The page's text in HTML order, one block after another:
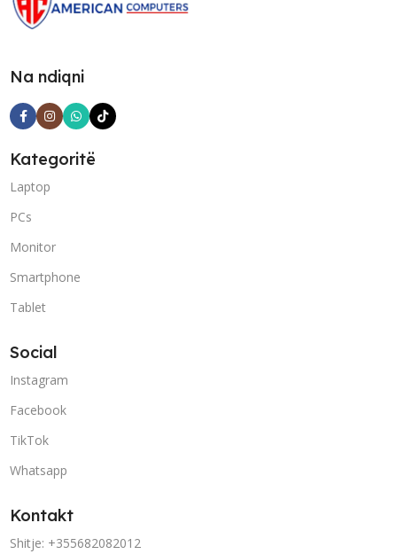
Na ndiqni
Kategoritë
Laptop
PCs
Monitor
Smartphone
Tablet
Social
Instagram
Facebook
TikTok
Whatsapp
Kontakt
Shitje: +355682082012